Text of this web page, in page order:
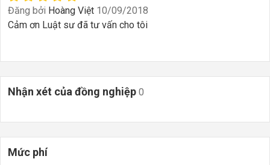
Đăng bởi Hoàng Việt 10/09/2018
Cảm ơn Luật sư đã tư vấn cho tôi
Nhận xét của đồng nghiệp 0
Mức phí